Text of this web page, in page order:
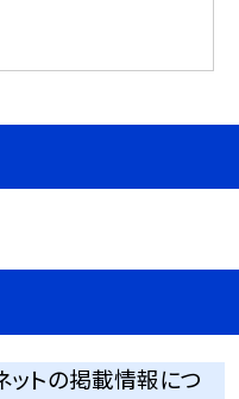
ットの掲載情報につ